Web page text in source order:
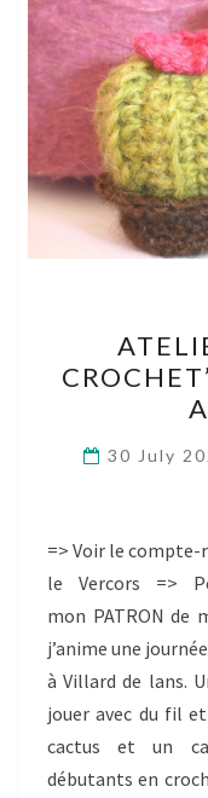
30 July
=> Voir le compte-
le Vercors =>
mon PATRON de
j’anime une
à Villard de lans.
jouer avec du fil
cactus et un
débutants en